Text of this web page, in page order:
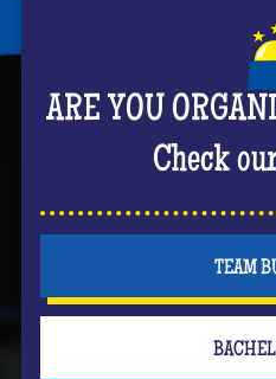
ARE YOU
Check
TEAM